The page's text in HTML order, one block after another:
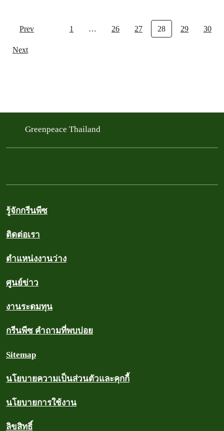
Prev 1 … 26 27 28 29 30
Next
Greenpeace Thailand
รู้จักกรีนพีซ
ติดต่อเรา
ตำแหน่งงานว่าง
ศูนย์ข่าว
งานระดมทุน
กรีนพีซ คำถามที่พบบ่อย
Sitemap
นโยบายความเป็นส่วนตัวและคุกกี้
นโยบายการใช้งาน
ลิขสิทธิ์